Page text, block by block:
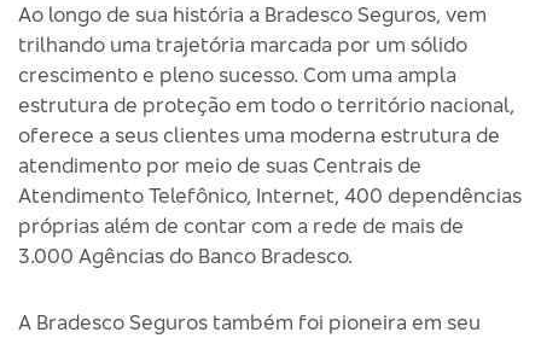
Ao longo de sua história a Bradesco Seguros, vem
trilhando uma trajetória marcada por um sólido
crescimento e pleno sucesso. Com uma ampla
estrutura de proteção em todo o território nacional,
oferece a seus clientes uma moderna estrutura de
atendimento por meio de suas Centrais de
Atendimento Telefônico, Internet, 400 dependências
próprias além de contar com a rede de mais de
3.000 Agências do Banco Bradesco.
A Bradesco Seguros também foi pioneira em seu